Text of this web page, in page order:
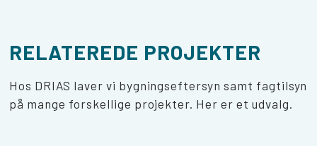
RELATEREDE PROJEKTER
Hos DRIAS laver vi bygningseftersyn samt fagtilsyn
på mange forskellige projekter. Her er et udvalg.